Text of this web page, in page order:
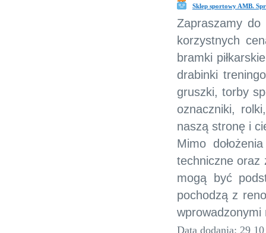
Sklep sportowy AMB.
Zapraszamy
korzystnych
bramki
drabinki
gruszki, torby
oznaczniki,
naszą stronę i
Mimo
techniczne oraz
mogą być
pochodzą z
wprowadzonymi
Data dodania: 29